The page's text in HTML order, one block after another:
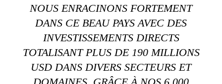
NOUS ENRACINONS FORTEMENT
DANS CE BEAU PAYS AVEC DES
INVESTISSEMENTS DIRECTS
TOTALISANT PLUS DE 190 MILLIONS
USD DANS DIVERS SECTEURS ET